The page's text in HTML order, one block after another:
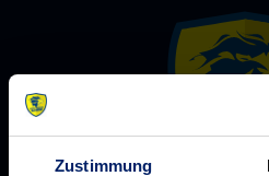
Zustimmung